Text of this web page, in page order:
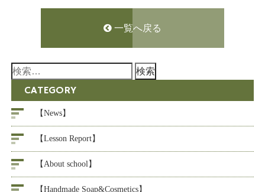
一覧へ戻る
検
CATEGORY
【News】
【Lesson Report】
【About school】
【Handmade Soap&Cosmetics】